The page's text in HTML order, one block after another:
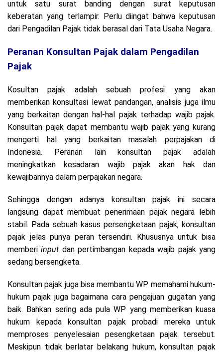
untuk satu surat banding dengan surat keputusan
keberatan yang terlampir. Perlu diingat bahwa keputusan
dari Pengadilan Pajak tidak berasal dari Tata Usaha Negara.
Peranan Konsultan Pajak dalam Pengadilan
Pajak
Kosultan pajak adalah sebuah profesi yang akan
memberikan konsultasi lewat pandangan, analisis juga ilmu
yang berkaitan dengan hal-hal pajak terhadap wajib pajak.
Konsultan pajak dapat membantu wajib pajak yang kurang
mengerti hal yang berkaitan masalah perpajakan di
Indonesia. Peranan lain konsultan pajak adalah
meningkatkan kesadaran wajib pajak akan hak dan
kewajibannya dalam perpajakan negara.
Sehingga dengan adanya konsultan pajak ini secara
langsung dapat membuat penerimaan pajak negara lebih
stabil. Pada sebuah kasus persengketaan pajak, konsultan
pajak jelas punya peran tersendiri. Khususnya untuk bisa
memberiinput dan pertimbangan kepada wajib pajak yang
sedang bersengketa.
Konsultan pajak juga bisa membantu WP memahami hukum-
hukum pajak juga bagaimana cara pengajuan gugatan yang
baik. Bahkan sering ada pula WP yang memberikan kuasa
hukum kepada konsultan pajak probadi mereka untuk
memproses penyelesaian pesengketaan pajak tersebut.
Meskipun tidak berlatar belakang hukum, konsultan pajak